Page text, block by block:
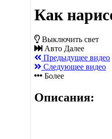
Как
Выключить свет
Авто Далее
Предыдущее видео
Следующее видео
Более
Описания: